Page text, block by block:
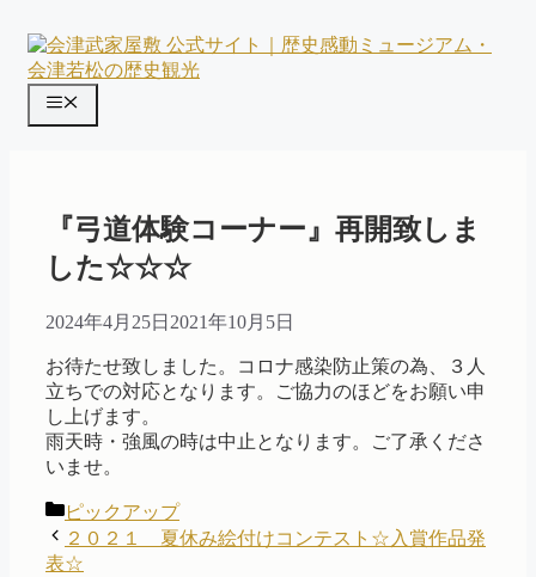
メ
『弓道体験コーナー』再開致しま
した☆☆☆
2024年4月25日 2021年10月5日
お待たせ致しました。コロナ感染防止策の為、３人
立ちでの対応となります。ご協力のほどをお願い申
し上げます。
雨天時・強風の時は中止となります。ご了承くださ
いませ。
カ
テ
ゴ
ピックアップ
２０２１ 夏休み絵付けコンテスト☆入賞作品発
表☆